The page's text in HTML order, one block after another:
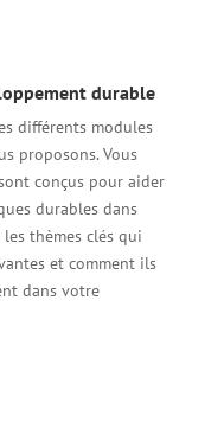
durable
différents modules
proposons. Vous
conçus pour aider
durables dans
thèmes clés qui
et comment ils
dans votre